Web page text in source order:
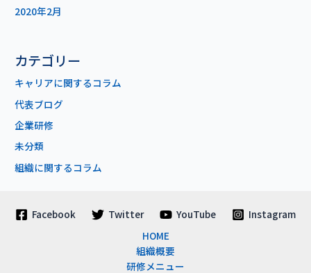
2020年2月
カテゴリー
キャリアに関するコラム
代表ブログ
企業研修
未分類
組織に関するコラム
Facebook Twitter YouTube
Instagram
HOME
組織概要
研修メニュー